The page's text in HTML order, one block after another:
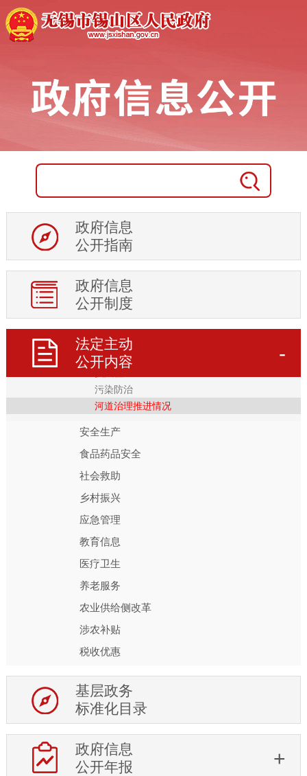
政府信息
公开指南
政府信息
公开制度
法定主动
公开内容
人事信息
土地供应
房地产市场
稳岗就业
住房保障
科技项目管理
行政事业性收费
生态环境
政策文件
质量监测
污染防治
河道治理推进情况
安全生产
食品药品安全
社会救助
乡村振兴
应急管理
教育信息
医疗卫生
养老服务
农业供给侧改革
涉农补贴
税收优惠
建议提案结果公开
公共文化体育
基层政务平台
乡镇街道信息公开目录
部门信息公开目录
基层政务
标准化目录
政府信息
公开年报